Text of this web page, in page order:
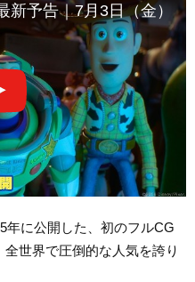
新予告｜7月3日（金）劇
年に公開した、初のフルCG
世界で圧倒的な人気を誇り